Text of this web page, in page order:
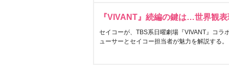
『VIVANT』続編の鍵は…世界観
セイコーが、TBS系日曜劇場『VIVANT』コラ
ューサーとセイコー担当者が魅力を解説する。